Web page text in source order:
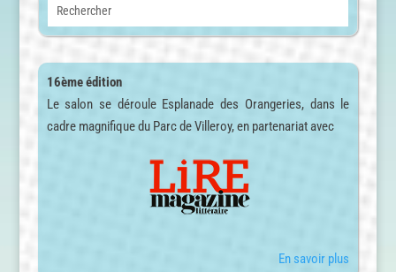
16ème édition
Le salon se déroule Esplanade des Orangeries, dans le
cadre magnifique du Parc de Villeroy, en partenariat avec
En savoir plus